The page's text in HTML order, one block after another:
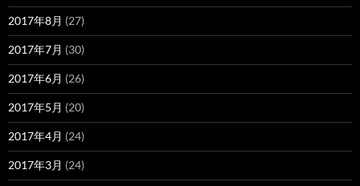
2017年8月 (27)
2017年7月 (30)
2017年6月 (26)
2017年5月 (20)
2017年4月 (24)
2017年3月 (24)